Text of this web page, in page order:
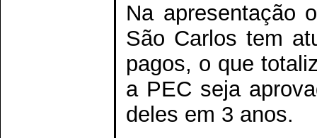
Na apresentação
São Carlos tem
pagos, o que
a PEC seja
deles em 3 anos.